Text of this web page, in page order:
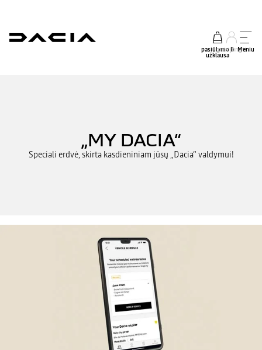
pasiūlymo &
užklausa
prisijungtiMeniu
„MY DACIA“
Speciali erdvė, skirta kasdieniniam jūsų „Dacia“ valdymui!